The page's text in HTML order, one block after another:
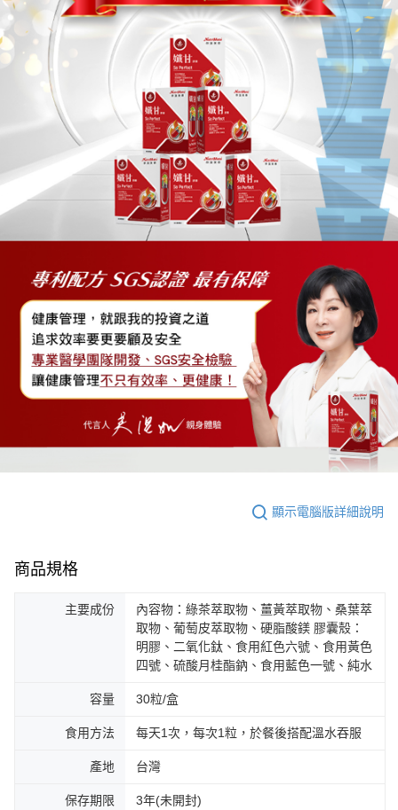
顯示電腦版詳細說明
商品規格
主要成份
內容物：綠茶萃取物、薑黃萃取物、桑葉萃
取物、葡萄皮萃取物、硬脂酸鎂 膠囊殼：
明膠、二氧化鈦、食用紅色六號、食用黃色
四號、硫酸月桂酯鈉、食用藍色一號、純水
容量 30粒/盒
食用方法 每天1次，每次1粒，於餐後搭配溫水吞服
產地 台灣
保存期限 3年(未開封)